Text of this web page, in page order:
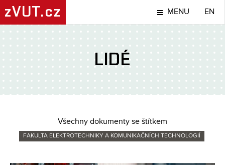
zVUT.cz MENU EN
LIDÉ
Všechny dokumenty se štítkem
FAKULTA ELEKTROTECHNIKY A KOMUNIKAČNÍCH TECHNOLOGIÍ